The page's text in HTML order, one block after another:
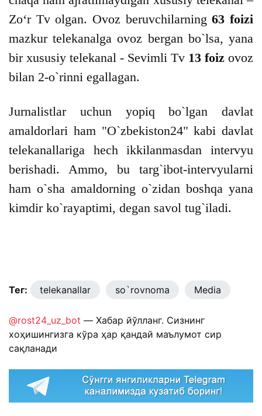
Zoʻr Tv olgan. Ovoz beruvchilarning63 foizi
mazkur telekanalga ovoz bergan bo`lsa, yana
bir xususiy telekanal - Sevimli Tv 13 foiz ovoz
bilan 2-o`rinni egallagan.
Jurnalistlar uchun yopiq bo`lgan davlat
amaldorlari ham "O`zbekiston24" kabi davlat
telekanallariga hech ikkilanmasdan intervyu
berishadi. Ammo, bu targ`ibot-intervyularni
ham o`sha amaldorning o`zidan boshqa yana
kimdir ko`rayaptimi, degan savol tug`iladi.
Тег: telekanallar so`rovnoma Media
@rost24_uz_bot — Хабар йўлланг. Сизнинг
хоҳишингизга кўра ҳар қандай маълумот сир
сақланади